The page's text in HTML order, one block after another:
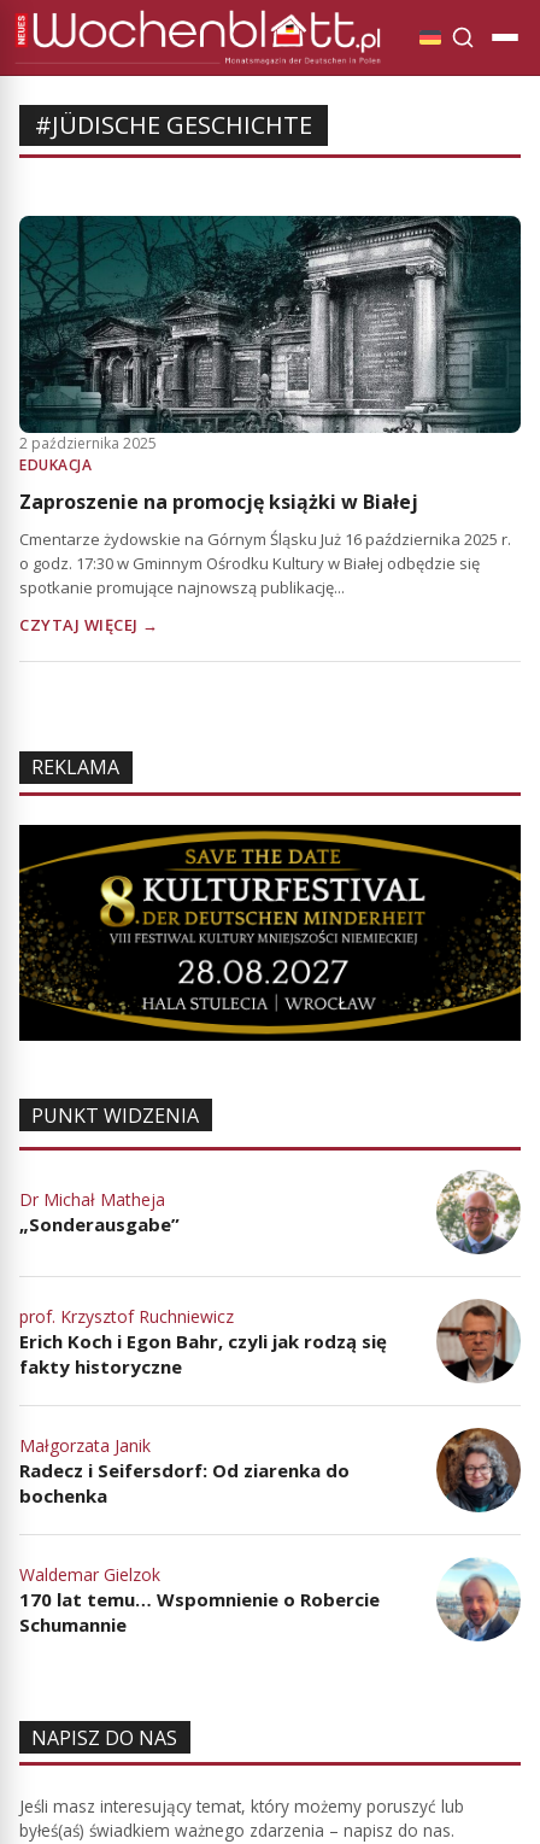
#JÜDISCHE GESCHICHTE
2 października 2025
EDUKACJA
Zaproszenie na promocję książki w Białej
Cmentarze żydowskie na Górnym Śląsku Już 16 października 2025 r.
o godz. 17:30 w Gminnym Ośrodku Kultury w Białej odbędzie się
spotkanie promujące najnowszą publikację...
CZYTAJ WIĘCEJ →
REKLAMA
PUNKT WIDZENIA
Dr Michał Matheja
„Sonderausgabe”
prof. Krzysztof Ruchniewicz
Erich Koch i Egon Bahr, czyli jak rodzą się
fakty historyczne
Małgorzata Janik
Radecz i Seifersdorf: Od ziarenka do
bochenka
Waldemar Gielzok
170 lat temu… Wspomnienie o Robercie
Schumannie
NAPISZ DO NAS
Jeśli masz interesujący temat, który możemy poruszyć lub
byłeś(aś) świadkiem ważnego zdarzenia – napisz do nas.